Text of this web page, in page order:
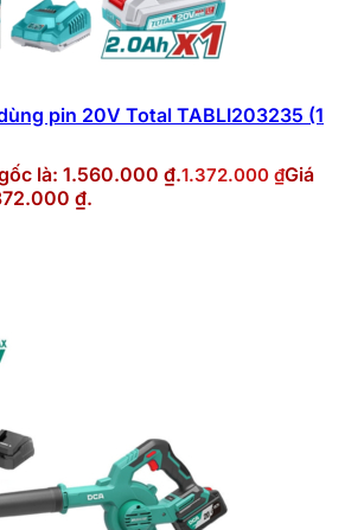
pin 20V Total TABLI203235 (1
là: 1.560.000 ₫.1.372.000 ₫Giá
₫.